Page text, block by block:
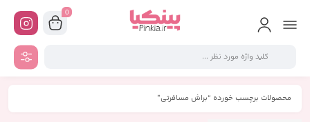
0
محصولات برچسب خورده “براش مسافرتی”